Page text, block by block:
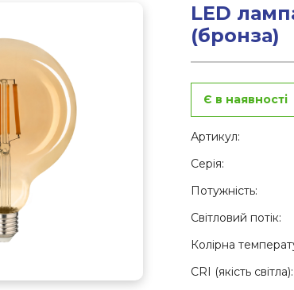
LED
(бронза)
Є в наявності
Артикул:
Серія:
Потужність:
Світловий потік:
Колірна
CRI (якість світла):